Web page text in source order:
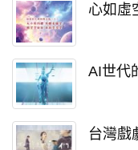
心如
AI世代
台灣戲